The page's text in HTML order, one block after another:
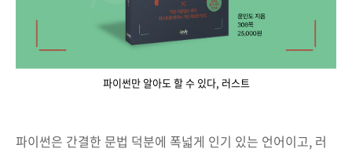
파이썬만 알아도 할 수 있다, 러스트
파이썬은 간결한 문법 덕분에 폭넓게 인기 있는 언어이고, 러